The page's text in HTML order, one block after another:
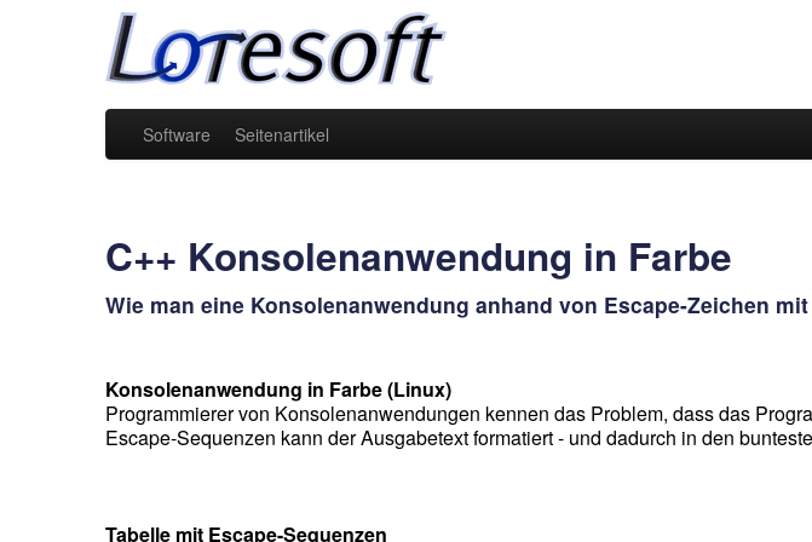
Software Seitenartikel
C++ Konsolenanwendung in Farbe
Wie man eine Konsolenanwendung anhand von Escape-Zeichen
Konsolenanwendung in Farbe (Linux)
Programmierer von Konsolenanwendungen kennen das Problem, dass das
Escape-Sequenzen kann der Ausgabetext formatiert - und dadurch in den
Tabelle mit Escape-Sequenzen